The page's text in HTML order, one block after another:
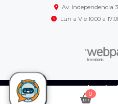
Av. Independencia
Lun a Vie 10:00 a
Cordonería
¿Te gusta mi tienda?
0